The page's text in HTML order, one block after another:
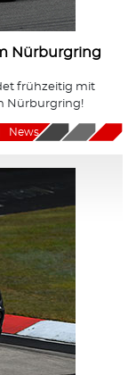
Nürburgring
frühzeitig mit
Nürburgring!
News